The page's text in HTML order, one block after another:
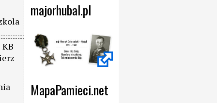
KB
majorhubal.pl
MapaPamieci.net